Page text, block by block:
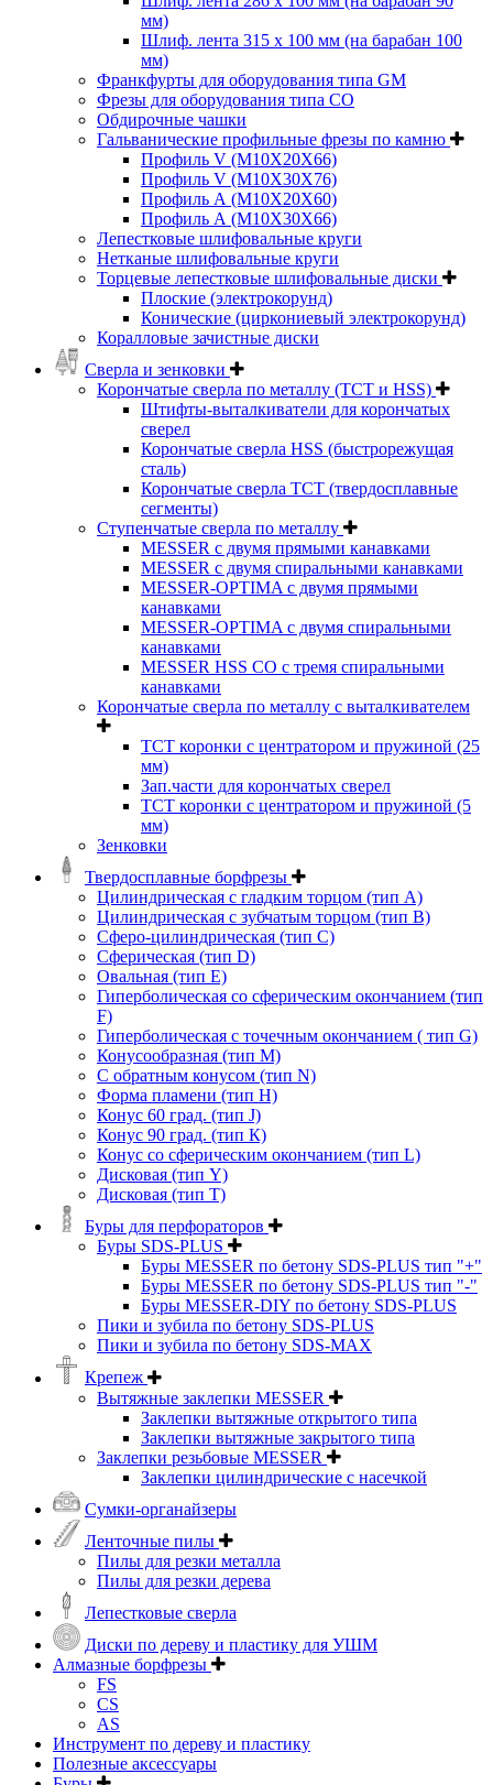
мм)
Шлиф. лента 315 х 100 мм (на барабан 100
мм)
Франкфурты для оборудования типа GM
Фрезы для оборудования типа СО
Обдирочные чашки
Гальванические профильные фрезы по камню
Профиль V (M10X20X66)
Профиль V (M10X30X76)
Профиль А (М10Х20Х60)
Профиль А (М10Х30Х66)
Лепестковые шлифовальные круги
Нетканые шлифовальные круги
Торцевые лепестковые шлифовальные диски
Плоские (электрокорунд)
Конические (циркониевый электрокорунд)
Коралловые зачистные диски
Сверла и зенковки
Корончатые сверла по металлу (TCT и HSS)
Штифты-выталкиватели для корончатых
сверел
Корончатые сверла HSS (быстрорежущая
сталь)
Корончатые сверла TCT (твердосплавные
сегменты)
Ступенчатые сверла по металлу
MESSER с двумя прямыми канавками
MESSER с двумя спиральными канавками
MESSER-OPTIMA с двумя прямыми
канавками
MESSER-OPTIMA с двумя спиральными
канавками
MESSER HSS CО с тремя спиральными
канавками
Корончатые сверла по металлу c выталкивателем
ТСТ коронки с центратором и пружиной (25
мм)
Зап.части для корончатых сверел
ТСТ коронки с центратором и пружиной (5
мм)
Зенковки
Твердосплавные борфрезы
Цилиндрическая с гладким торцом (тип А)
Цилиндрическая с зубчатым торцом (тип В)
Сферо-цилиндрическая (тип С)
Сферическая (тип D)
Овальная (тип Е)
Гиперболическая со сферическим окончанием (тип
F)
Гиперболическая с точечным окончанием ( тип G)
Конусообразная (тип М)
C обратным конусом (тип N)
Форма пламени (тип H)
Конус 60 град. (тип J)
Конус 90 град. (тип К)
Конус со сферическим окончанием (тип L)
Дисковая (тип Y)
Дисковая (тип Т)
Буры для перфораторов
Буры SDS-PLUS
Буры MESSER по бетону SDS-PLUS тип "+"
Буры MESSER по бетону SDS-PLUS тип "-"
Буры MESSER-DIY по бетону SDS-PLUS
Пики и зубила по бетону SDS-PLUS
Пики и зубила по бетону SDS-MAX
Крепеж
Вытяжные заклепки MESSER
Заклепки вытяжные открытого типа
Заклепки вытяжные закрытого типа
Заклепки резьбовые MESSER
Заклепки цилиндрические с насечкой
Сумки-органайзеры
Ленточные пилы
Пилы для резки металла
Пилы для резки дерева
Лепестковые сверла
Диски по дереву и пластику для УШМ
Алмазные борфрезы
FS
CS
AS
Инструмент по дереву и пластику
Полезные аксессуары